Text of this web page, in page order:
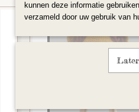
kunnen deze informatie
verzameld door uw gebruik van